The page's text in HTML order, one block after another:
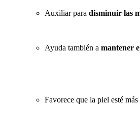
Auxiliar para disminuir las
Ayuda también a mantener
Favorece que la piel esté más